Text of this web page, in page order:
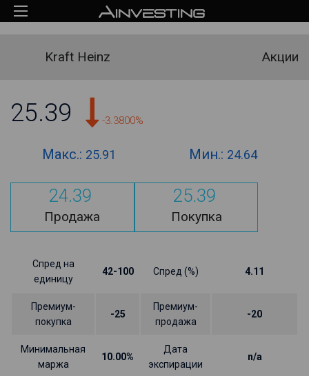
Kraft Heinz Акции
25.39 -3.3800%
Макс.: 25.91 Мин.: 24.64
24.39
Продажа
25.39
Покупка
Спред на
единицу
42-100 Спред (%) 4.11
Премиум-
покупка
-25
Премиум-
продажа
-20
Минимальная
маржа
10.00%
Дата
экспирации
n/a